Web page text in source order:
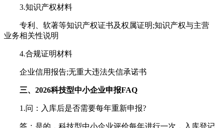
3.知识产权材料
专利、软著等知识产权证书及权属证明;知识产权与主营
业务相关性说明
4.合规证明材料
企业信用报告;无重大违法失信承诺书
三、2026科技型中小企业申报FAQ
1.问：入库后是否需要每年重新申报?
答：是的，科技型中小企业评价每年进行一次，入库登记